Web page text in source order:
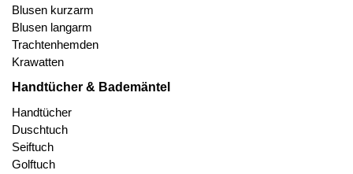
Blusen kurzarm
Blusen langarm
Trachtenhemden
Krawatten
Handtücher & Bademäntel
Handtücher
Duschtuch
Seiftuch
Golftuch